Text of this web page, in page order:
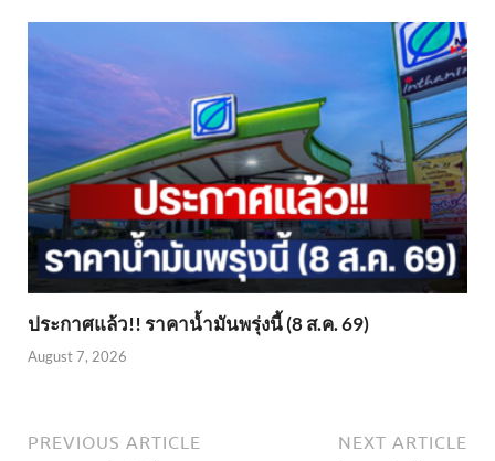
ประกาศแล้ว!! ราคาน้ำมันพรุ่งนี้ (8 ส.ค. 69)
August 7, 2026
PREVIOUS ARTICLE NEXT ARTICLE